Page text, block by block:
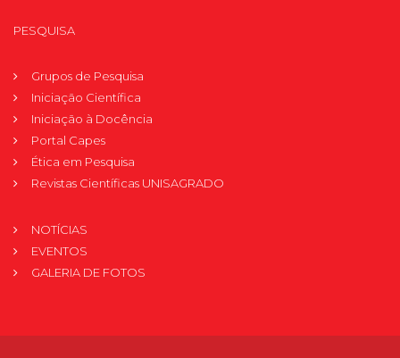
PESQUISA
Grupos de Pesquisa
Iniciação Científica
Iniciação à Docência
Portal Capes
Ética em Pesquisa
Revistas Científicas UNISAGRADO
NOTÍCIAS
EVENTOS
GALERIA DE FOTOS